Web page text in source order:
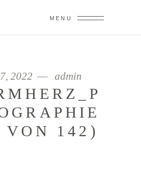
MENU
2022 admin
VON 142)